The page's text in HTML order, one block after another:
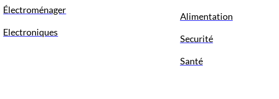
Électroménager
Electroniques
Alimentation
Securité
Santé